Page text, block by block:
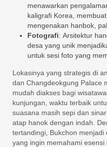
menawarkan
kaligrafi Korea,
mengenakan hanbok,
Fotografi: Arsitektur
desa yang unik
untuk sesi foto yang
Lokasinya yang strategis di
dan Changdeokgung Palace
mudah diakses bagi
kunjungan, waktu terbaik
suasana masih sepi dan
atap hanok dengan indah.
tertandingi, Bukchon menjadi
yang ingin memahami